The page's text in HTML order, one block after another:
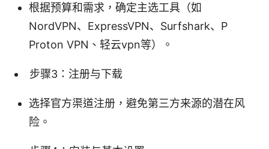
根据预算和需求，确定主选工具（如
NordVPN、ExpressVPN、Surfshark、P
Proton VPN、轻云vpn等）。
步骤3：注册与下载
选择官方渠道注册，避免第三方来源的潜在风
险。